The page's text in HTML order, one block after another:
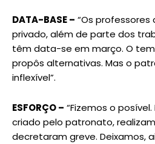
DATA-BASE – “Os professores
privado, além de parte dos
têm data-se em março. O
propôs alternativas. Mas o
inflexível”.
ESFORÇO – “Fizemos o
criado pelo patronato,
decretaram greve. Deixamos,